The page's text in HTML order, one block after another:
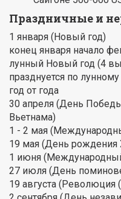
Праздничные и
1 января (Новый год)
конец января начало
лунный Новый год (4
празднуется по
год от года
30 апреля (День
Вьетнама)
1 - 2 мая
19 мая (День
1 июня
27 июля (День
19 августа (Революция